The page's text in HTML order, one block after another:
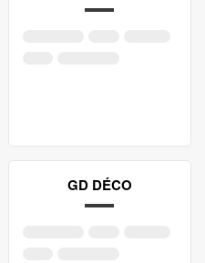
GD DÉCO